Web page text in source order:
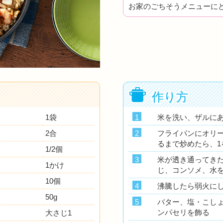
お家のごちそうメニューに
1袋
2合
1/2個
1かけ
10個
50g
大さじ1
作り方
1
米を洗い、ザルに
2
フライパンにオリ
るまで炒めたら、
3
米が透き通ってき
じ、コンソメ、水
4
沸騰したら弱火に
5
バター、塩・こし
ンパセリを飾る